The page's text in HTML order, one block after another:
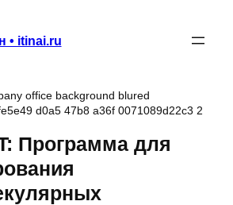
• itinai.ru
Программа для